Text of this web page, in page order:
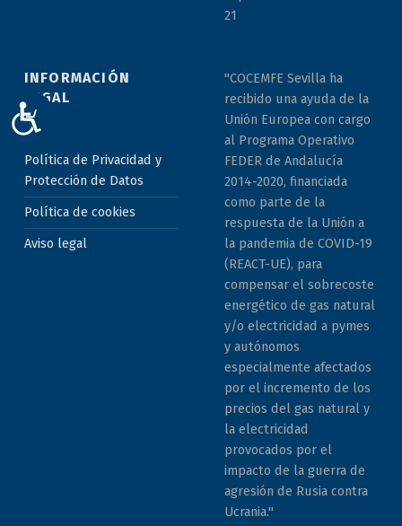
21
INFORMACIÓN
LEGAL
Política de Privacidad y
Protección de Datos
Política de cookies
Aviso legal
"COCEMFE Sevilla ha
recibido una ayuda de la
Unión Europea con cargo
al Programa Operativo
FEDER de Andalucía
2014-2020, financiada
como parte de la
respuesta de la Unión a
la pandemia de COVID-19
(REACT-UE), para
compensar el sobrecoste
energético de gas natural
y/o electricidad a pymes
y autónomos
especialmente afectados
por el incremento de los
precios del gas natural y
la electricidad
provocados por el
impacto de la guerra de
agresión de Rusia contra
Ucrania."